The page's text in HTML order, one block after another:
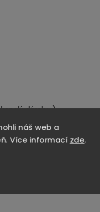
náš web a
Více informací zde.
dárek :-)